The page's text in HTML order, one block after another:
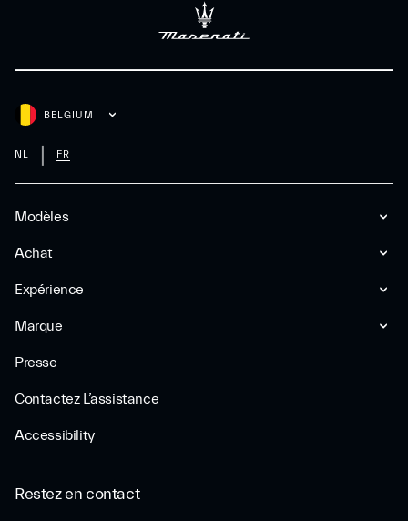
Modèles
Achat
Expérience
Marque
Presse
Contactez L’assistance
Accessibility
BELGIUM
NL FR
Restez en contact